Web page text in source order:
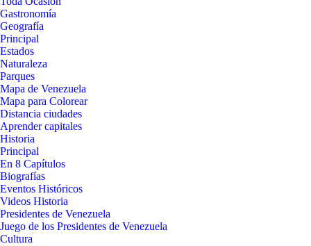
Gastronomía
Geografía
Principal
Estados
Naturaleza
Parques
Mapa de Venezuela
Mapa para Colorear
Distancia ciudades
Aprender capitales
Historia
Principal
En 8 Capítulos
Biografías
Eventos Históricos
Videos Historia
Presidentes de Venezuela
Juego de los Presidentes de Venezuela
Cultura